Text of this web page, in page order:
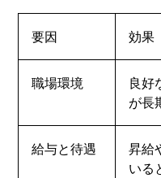
要因 効果
職場環境
良好
が長
給与と待遇
昇給
いる